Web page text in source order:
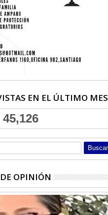
EN EL ÚLTIMO MES
45,126
OPINIÓN